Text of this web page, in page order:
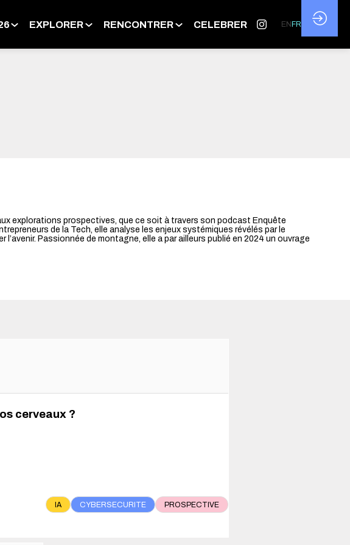
EXPLORER RENCONTRER CELEBRER EN FR
explorations prospectives, que ce soit à travers son podcast Enquête
de la Tech, elle analyse les enjeux systémiques révélés par le
Passionnée de montagne, elle a par ailleurs publié en 2024 un ouvrage
cerveaux ?
IA CYBERSECURITE PROSPECTIVE